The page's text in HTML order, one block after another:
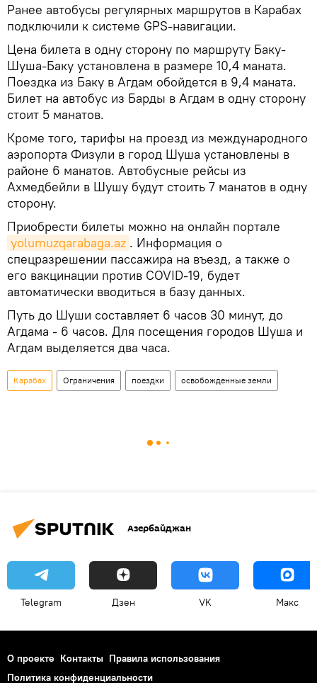
Ранее автобусы регулярных маршрутов в Карабах
подключили к системе GPS-навигации.
Цена билета в одну сторону по маршруту Баку-
Шуша-Баку установлена в размере 10,4 маната.
Поездка из Баку в Агдам обойдется в 9,4 маната.
Билет на автобус из Барды в Агдам в одну сторону
стоит 5 манатов.
Кроме того, тарифы на проезд из международного
аэропорта Физули в город Шуша установлены в
районе 6 манатов. Автобусные рейсы из
Ахмедбейли в Шушу будут стоить 7 манатов в одну
сторону.
Приобрести билеты можно на онлайн портале
yolumuzqarabaga.az . Информация о
спецразрешении пассажира на въезд, а также о
его вакцинации против COVID-19, будет
автоматически вводиться в базу данных.
Путь до Шуши составляет 6 часов 30 минут, до
Агдама - 6 часов. Для посещения городов Шуша и
Агдам выделяется два часа.
Карабах Ограничения поездки освобожденные земли
Азербайджан
Telegram Дзен VK Макс
О проекте Контакты Правила использования
Политика конфиденциальности